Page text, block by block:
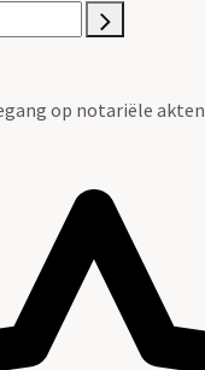
op notariële akten